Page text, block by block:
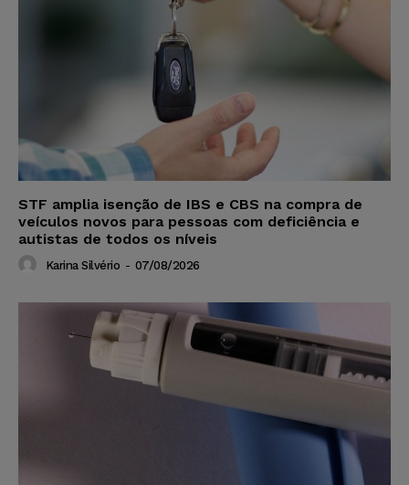
STF amplia isenção de IBS e CBS na compra de
veículos novos para pessoas com deficiência e
autistas de todos os níveis
Karina Silvério - 07/08/2026